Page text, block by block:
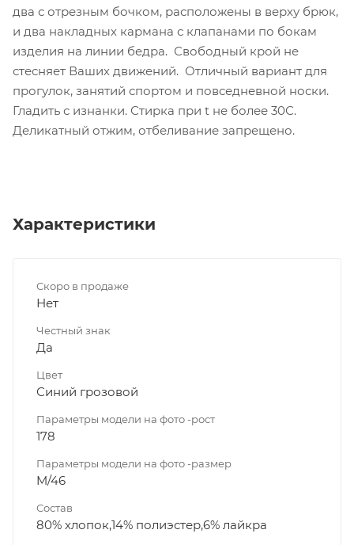
два с отрезным бочком, расположены в верху брюк,
и два накладных кармана с клапанами по бокам
изделия на линии бедра. Свободный крой не
стесняет Ваших движений. Отличный вариант для
прогулок, занятий спортом и повседневной носки.
Гладить с изнанки. Стирка при t не более 30С.
Деликатный отжим, отбеливание запрещено.
Характеристики
Скоро в продаже
Нет
Честный знак
Да
Цвет
Синий грозовой
Параметры модели на фото -рост
178
Параметры модели на фото -размер
M/46
Состав
80% хлопок,14% полиэстер,6% лайкра